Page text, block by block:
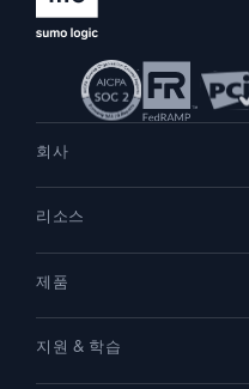
회사
채용 채용 중
리더십
뉴스룸
문의하기
리소스
고객 사례
데모
제품
SIEM
보안을 위한 로그
지원 & 학습